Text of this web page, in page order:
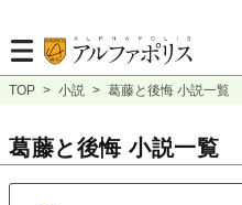
TOP > 小説 > 葛藤と後悔 小説一覧
葛藤と後悔 小説一覧